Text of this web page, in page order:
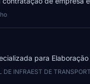
para
INFRAEST DE